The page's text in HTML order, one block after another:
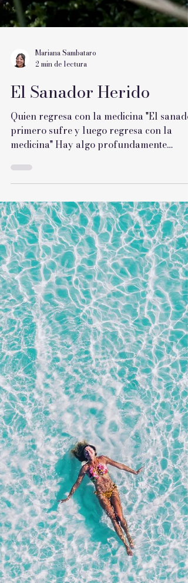
El Sanador Herido
Quien regresa con la medicina "El
primero sufre y luego regresa con la
medicina" Hay algo profundamente
verdadero en esta frase No porque el
sufrimiento convierta automáticamente a
alguien en un buen sanador sino porque
algunas personas eligen transformar su
dolor en lugar de transmitirlo a los
Si tuvieras que confiar en un mapa
preferirías que lo hubiera dibujado
alguien que realmente recorrió el camino
o alguien que solo lo estudió en los libros
La técnica es